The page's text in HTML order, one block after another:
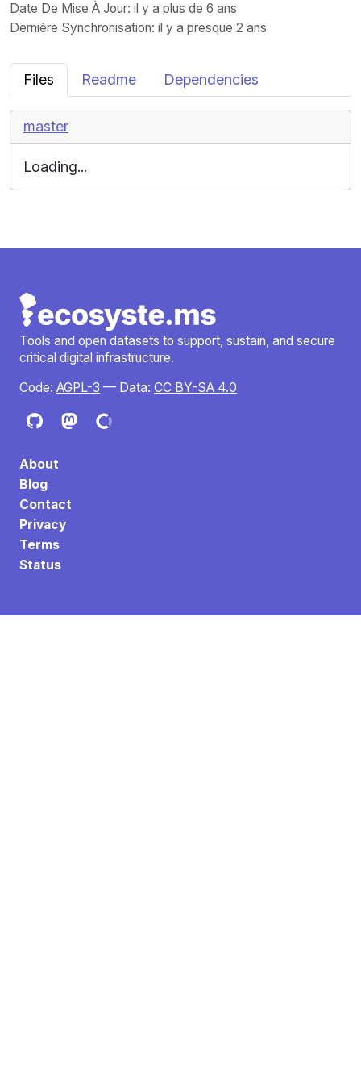
Date De Mise À Jour: il y a plus de 6 ans
Dernière Synchronisation: il y a presque 2 ans
Files Readme Dependencies
master
Loading...
Tools and open datasets to support, sustain, and secure
critical digital infrastructure.
Code: AGPL-3 — Data: CC BY-SA 4.0
About
Blog
Contact
Privacy
Terms
Status